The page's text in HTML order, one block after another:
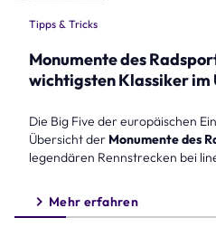
Tipps & Tricks
Monumente des
wichtigsten Klassiker im
Die Big Five der europäischen
Übersicht der Monumente des
legendären Rennstrecken bei
Mehr erfahren